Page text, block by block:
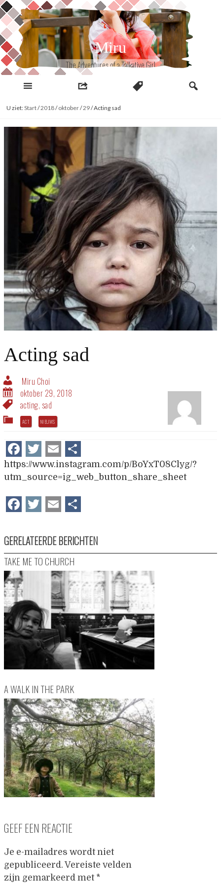
Naar
inhoud
Miru
The Adventures of a Talkative Girl
U ziet:Start/2018/oktober/29/Acting sad
Acting sad
Miru Choi
oktober 29, 2018
acting, sad
ACT NIEUWS
Facebook
Twitter
Email
https://www.instagram.com/p/BoYxT08Clyg/?
utm_source=ig_web_button_share_sheet
Facebook
Twitter
Email
GERELATEERDE BERICHTEN
TAKE ME TO CHURCH
A WALK IN THE PARK
GEEF EEN REACTIE
Je e-mailadres wordt niet
gepubliceerd. Vereiste velden
zijn gemarkeerd met *